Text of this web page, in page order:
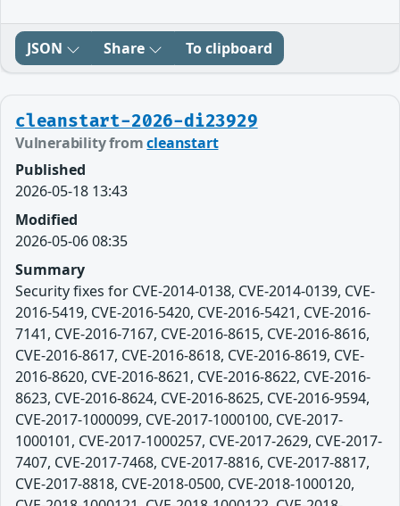
JSON Share To clipboard
cleanstart-2026-di23929
Vulnerability fromcleanstart
Published
2026-05-18 13:43
Modified
2026-05-06 08:35
Summary
Security fixes for CVE-2014-0138, CVE-2014-0139, CVE-
2016-5419, CVE-2016-5420, CVE-2016-5421, CVE-2016-
7141, CVE-2016-7167, CVE-2016-8615, CVE-2016-8616,
CVE-2016-8617, CVE-2016-8618, CVE-2016-8619, CVE-
2016-8620, CVE-2016-8621, CVE-2016-8622, CVE-2016-
8623, CVE-2016-8624, CVE-2016-8625, CVE-2016-9594,
CVE-2017-1000099, CVE-2017-1000100, CVE-2017-
1000101, CVE-2017-1000257, CVE-2017-2629, CVE-2017-
7407, CVE-2017-7468, CVE-2017-8816, CVE-2017-8817,
CVE-2017-8818, CVE-2018-0500, CVE-2018-1000120,